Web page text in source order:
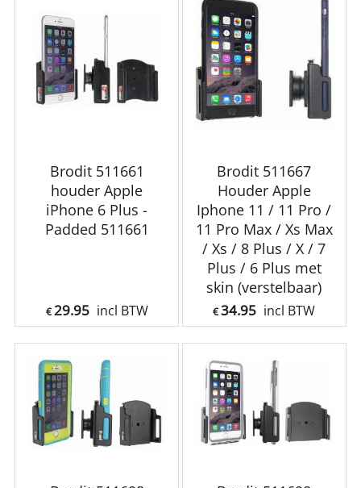
Brodit 511661
houder Apple
iPhone 6 Plus -
Padded 511661
€ 29.95 incl BTW
Brodit 511667
Houder Apple
Iphone 11 / 11 Pro /
11 Pro Max / Xs Max
/ Xs / 8 Plus / X / 7
Plus / 6 Plus met
skin (verstelbaar)
€ 34.95 incl BTW